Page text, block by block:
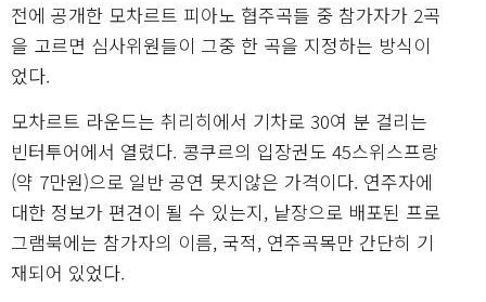
전에 공개한 모차르트 피아노 협주곡들 중 참가자가 2곡
을 고르면 심사위원들이 그중 한 곡을 지정하는 방식이
었다.
모차르트 라운드는 취리히에서 기차로 30여 분 걸리는
빈터투어에서 열렸다. 콩쿠르의 입장권도 45스위스프랑
(약 7만원)으로 일반 공연 못지않은 가격이다. 연주자에
대한 정보가 편견이 될 수 있는지, 낱장으로 배포된 프로
그램북에는 참가자의 이름, 국적, 연주곡목만 간단히 기
재되어 있었다.